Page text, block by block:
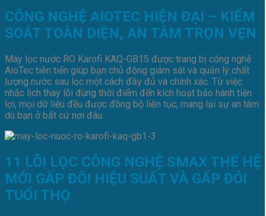
CÔNG NGHỆ AIOTEC HIỆN ĐẠI – KIỂM
SOÁT TOÀN DIỆN, AN TÂM TRỌN VẸN
Máy lọc nước RO Karofi KAQ-GB15 được trang bị công nghệ
AioTec tiên tiến giúp bạn chủ động giám sát và quản lý chất
lượng nước sau lọc một cách đầy đủ và chính xác. Từ việc
nhắc lịch thay lõi đúng thời điểm đến kích hoạt bảo hành tiện
lợi, mọi dữ liệu đều được đồng bộ liên tục, mang lại sự an tâm
dù bạn ở bất cứ nơi đâu.
11 LÕI LỌC CÔNG NGHỆ SMAX THẾ HỆ
MỚI GẤP ĐÔI HIỆU SUẤT VÀ GẤP ĐÔI
TUỔI THỌ